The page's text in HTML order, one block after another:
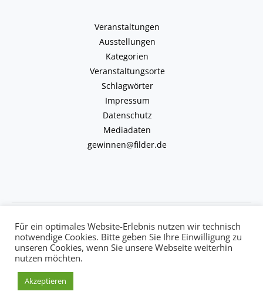
Veranstaltungen
Ausstellungen
Kategorien
Veranstaltungsorte
Schlagwörter
Impressum
Datenschutz
Mediadaten
gewinnen@filder.de
Copyright © 2026 kulturkalender-filder.de | Powered by kulturkalender-
filder.de
Für ein optimales Website-Erlebnis nutzen wir technisch
notwendige Cookies. Bitte geben Sie Ihre Einwilligung zu
unseren Cookies, wenn Sie unsere Webseite weiterhin
nutzen möchten.
Akzeptieren